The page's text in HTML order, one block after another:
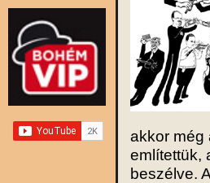
akkor még
említettük,
beszélve.